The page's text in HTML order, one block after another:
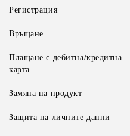
Регистрация
Връщане
Плащане с дебитна/кредитна
карта
Замяна на продукт
Защита на личните данни